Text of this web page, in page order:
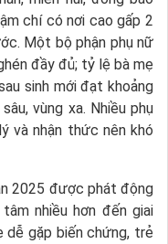
chí có nơi cao gấp 2
Một bộ phận phụ nữ
đầy đủ; tỷ lệ bà mẹ
sinh mới đạt khoảng
vùng xa. Nhiều phụ
và nhận thức nên khó
2025 được phát động
nhiều hơn đến giai
dễ gặp biến chứng, trẻ